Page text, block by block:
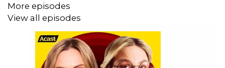
More episodes
View all episodes